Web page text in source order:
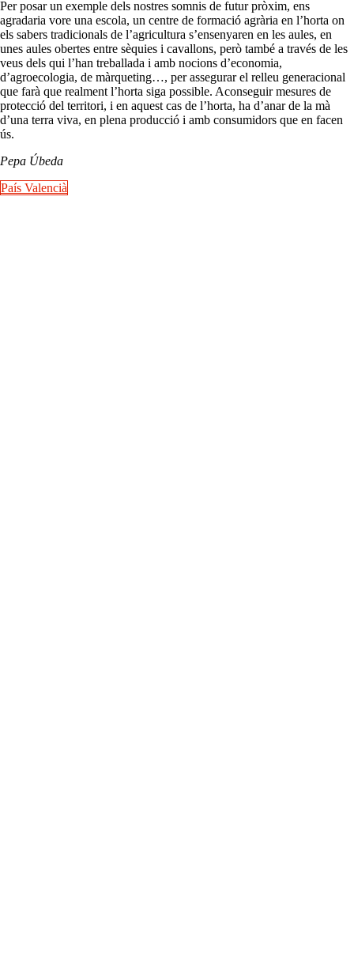
Per posar un exemple dels nostres somnis de futur pròxim, ens
agradaria vore una escola, un centre de formació agrària en l’horta on
els sabers tradicionals de l’agricultura s’ensenyaren en les aules, en
unes aules obertes entre sèquies i cavallons, però també a través de les
veus dels qui l’han treballada i amb nocions d’economia,
d’agroecologia, de màrqueting…, per assegurar el relleu generacional
que farà que realment l’horta siga possible. Aconseguir mesures de
protecció del territori, i en aquest cas de l’horta, ha d’anar de la mà
d’una terra viva, en plena producció i amb consumidors que en facen
ús.
Pepa Úbeda
País Valencià